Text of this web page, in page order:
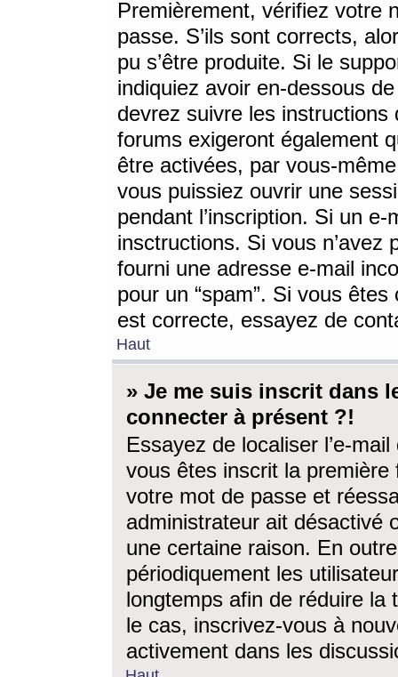
Premièrement, vérifiez votre
passe. S’ils sont corrects,
pu s’être produite. Si le
indiquiez avoir en-dessous
devrez suivre les
forums exigeront également
être activées, par vous-
vous puissiez ouvrir une
pendant l’inscription. Si un
insctructions. Si vous n’avez
fourni une adresse e-mail
pour un “spam”. Si vous
est correcte, essayez de
Haut
» Je me suis inscrit dans
connecter à présent ?!
Essayez de localiser l’e-
vous êtes inscrit la première
votre mot de passe et
administrateur ait désactivé
une certaine raison. En
périodiquement les
longtemps afin de réduire la
le cas, inscrivez-vous à
activement dans les